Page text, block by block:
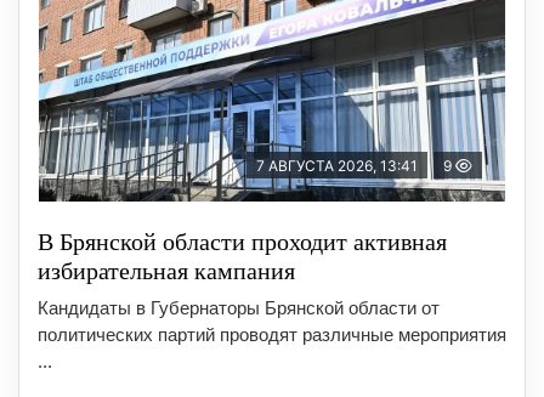
7 АВГУСТА 2026, 13:41 9
В Брянской области проходит активная
избирательная кампания
Кандидаты в Губернаторы Брянской области от
политических партий проводят различные мероприятия
...